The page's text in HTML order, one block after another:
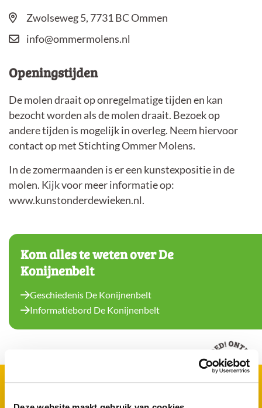
Zwolseweg 5, 7731 BC Ommen
info@ommermolens.nl
Openingstijden
De molen draait op onregelmatige tijden en kan
bezocht worden als de molen draait. Bezoek op
andere tijden is mogelijk in overleg. Neem hiervoor
contact op met Stichting Ommer Molens.
In de zomermaanden is er een kunstexpositie in de
molen. Kijk voor meer informatie op:
www.kunstonderdewieken.nl.
Kom alles te weten over De
Konijnenbelt
Geschiedenis De Konijnenbelt
Informatiebord De Konijnenbelt